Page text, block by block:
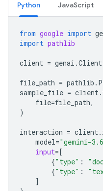
Python JavaScript
from google import
import pathlib
client = genai .Client
file_path = pathlib .
sample_file = client.
file=file_path,
)
interaction = client.
model="gemini-
input=[
{"type" :
{"type" :
]